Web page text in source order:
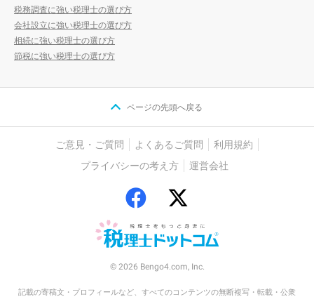
税務調査に強い税理士の選び方
会社設立に強い税理士の選び方
相続に強い税理士の選び方
節税に強い税理士の選び方
ページの先頭へ戻る
ご意見・ご質問 よくあるご質問
利用規約
プライバシーの考え方
運営会社
© 2026 Bengo4.com, Inc.
記載の寄稿文・プロフィールなど、すべてのコンテンツの無断複写・転載・公衆